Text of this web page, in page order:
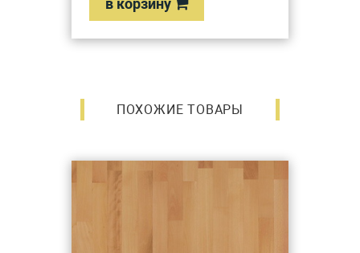
в корзину
ПОХОЖИЕ ТОВАРЫ